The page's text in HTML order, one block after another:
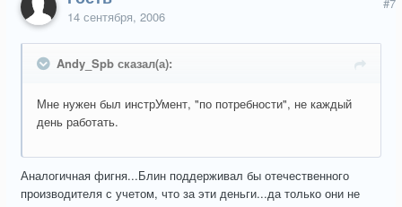
14 сентября, 2006
#7
Andy_Spb сказал(а):
Мне нужен был инстрУмент, "по потребности", не каждый
день работать.
Аналогичная фигня...Блин поддерживал бы отечественного
производителя с учетом, что за эти деньги...да только они не